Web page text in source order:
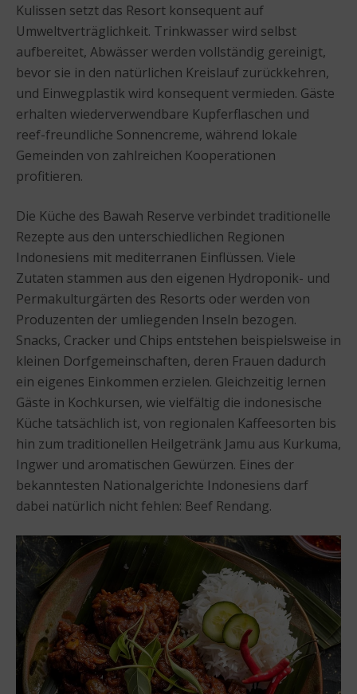
Kulissen setzt das Resort konsequent auf
Umweltverträglichkeit. Trinkwasser wird selbst
aufbereitet, Abwässer werden vollständig gereinigt,
bevor sie in den natürlichen Kreislauf zurückkehren,
und Einwegplastik wird konsequent vermieden. Gäste
erhalten wiederverwendbare Kupferflaschen und
reef-freundliche Sonnencreme, während lokale
Gemeinden von zahlreichen Kooperationen
profitieren.
Die Küche des Bawah Reserve verbindet traditionelle
Rezepte aus den unterschiedlichen Regionen
Indonesiens mit mediterranen Einflüssen. Viele
Zutaten stammen aus den eigenen Hydroponik- und
Permakulturgärten des Resorts oder werden von
Produzenten der umliegenden Inseln bezogen.
Snacks, Cracker und Chips entstehen beispielsweise in
kleinen Dorfgemeinschaften, deren Frauen dadurch
ein eigenes Einkommen erzielen. Gleichzeitig lernen
Gäste in Kochkursen, wie vielfältig die indonesische
Küche tatsächlich ist, von regionalen Kaffeesorten bis
hin zum traditionellen Heilgetränk Jamu aus Kurkuma,
Ingwer und aromatischen Gewürzen. Eines der
bekanntesten Nationalgerichte Indonesiens darf
dabei natürlich nicht fehlen: Beef Rendang.